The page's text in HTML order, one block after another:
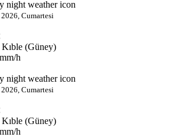
Cumartesi
Kıble (Güney)
h
Cumartesi
Kıble (Güney)
h